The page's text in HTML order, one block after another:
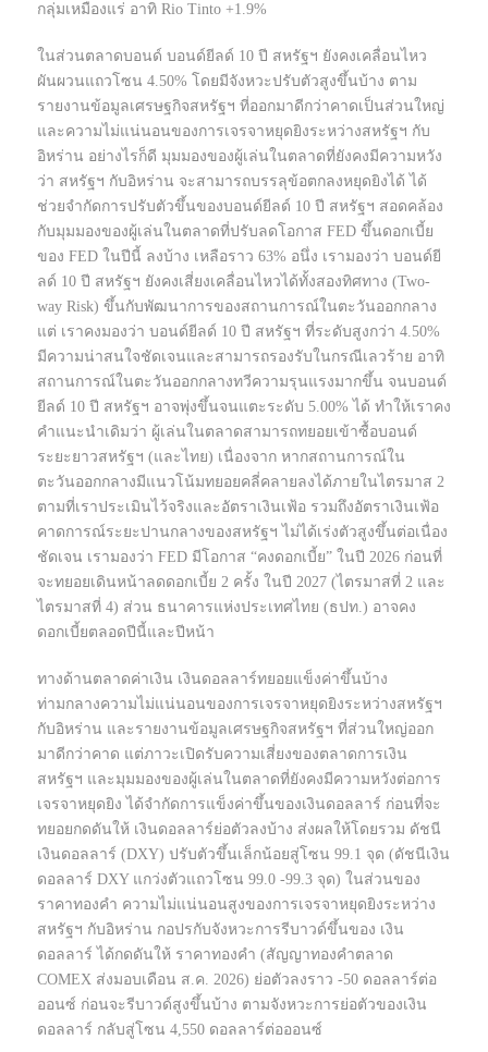
กลุ่มเหมืองแร่ อาทิ Rio Tinto +1.9%
ในส่วนตลาดบอนด์ บอนด์ยีลด์ 10 ปี สหรัฐฯ ยังคงเคลื่อนไหว
ผันผวนแถวโซน 4.50% โดยมีจังหวะปรับตัวสูงขึ้นบ้าง ตาม
รายงานข้อมูลเศรษฐกิจสหรัฐฯ ที่ออกมาดีกว่าคาดเป็นส่วนใหญ่
และความไม่แน่นอนของการเจรจาหยุดยิงระหว่างสหรัฐฯ กับ
อิหร่าน อย่างไรก็ดี มุมมองของผู้เล่นในตลาดที่ยังคงมีความหวัง
ว่า สหรัฐฯ กับอิหร่าน จะสามารถบรรลุข้อตกลงหยุดยิงได้ ได้
ช่วยจำกัดการปรับตัวขึ้นของบอนด์ยีลด์ 10 ปี สหรัฐฯ สอดคล้อง
กับมุมมองของผู้เล่นในตลาดที่ปรับลดโอกาส FED ขึ้นดอกเบี้ย
ของ FED ในปีนี้ ลงบ้าง เหลือราว 63% อนึ่ง เรามองว่า บอนด์ยี
ลด์ 10 ปี สหรัฐฯ ยังคงเสี่ยงเคลื่อนไหวได้ทั้งสองทิศทาง (Two-
way Risk) ขึ้นกับพัฒนาการของสถานการณ์ในตะวันออกกลาง
แต่ เราคงมองว่า บอนด์ยีลด์ 10 ปี สหรัฐฯ ที่ระดับสูงกว่า 4.50%
มีความน่าสนใจชัดเจนและสามารถรองรับในกรณีเลวร้าย อาทิ
สถานการณ์ในตะวันออกกลางทวีความรุนแรงมากขึ้น จนบอนด์
ยีลด์ 10 ปี สหรัฐฯ อาจพุ่งขึ้นจนแตะระดับ 5.00% ได้ ทำให้เราคง
คำแนะนำเดิมว่า ผู้เล่นในตลาดสามารถทยอยเข้าซื้อบอนด์
ระยะยาวสหรัฐฯ (และไทย) เนื่องจาก หากสถานการณ์ใน
ตะวันออกกลางมีแนวโน้มทยอยคลี่คลายลงได้ภายในไตรมาส 2
ตามที่เราประเมินไว้จริงและอัตราเงินเฟ้อ รวมถึงอัตราเงินเฟ้อ
คาดการณ์ระยะปานกลางของสหรัฐฯ ไม่ได้เร่งตัวสูงขึ้นต่อเนื่อง
ชัดเจน เรามองว่า FED มีโอกาส “คงดอกเบี้ย” ในปี 2026 ก่อนที่
จะทยอยเดินหน้าลดดอกเบี้ย 2 ครั้ง ในปี 2027 (ไตรมาสที่ 2 และ
ไตรมาสที่ 4) ส่วน ธนาคารแห่งประเทศไทย (ธปท.) อาจคง
ดอกเบี้ยตลอดปีนี้และปีหน้า
ทางด้านตลาดค่าเงิน เงินดอลลาร์ทยอยแข็งค่าขึ้นบ้าง
ท่ามกลางความไม่แน่นอนของการเจรจาหยุดยิงระหว่างสหรัฐฯ
กับอิหร่าน และรายงานข้อมูลเศรษฐกิจสหรัฐฯ ที่ส่วนใหญ่ออก
มาดีกว่าคาด แต่ภาวะเปิดรับความเสี่ยงของตลาดการเงิน
สหรัฐฯ และมุมมองของผู้เล่นในตลาดที่ยังคงมีความหวังต่อการ
เจรจาหยุดยิง ได้จำกัดการแข็งค่าขึ้นของเงินดอลลาร์ ก่อนที่จะ
ทยอยกดดันให้ เงินดอลลาร์ย่อตัวลงบ้าง ส่งผลให้โดยรวม ดัชนี
เงินดอลลาร์ (DXY) ปรับตัวขึ้นเล็กน้อยสู่โซน 99.1 จุด (ดัชนีเงิน
ดอลลาร์ DXY แกว่งตัวแถวโซน 99.0 -99.3 จุด) ในส่วนของ
ราคาทองคำ ความไม่แน่นอนสูงของการเจรจาหยุดยิงระหว่าง
สหรัฐฯ กับอิหร่าน กอปรกับจังหวะการรีบาวด์ขึ้นของ เงิน
ดอลลาร์ ได้กดดันให้ ราคาทองคำ (สัญญาทองคำตลาด
COMEX ส่งมอบเดือน ส.ค. 2026) ย่อตัวลงราว -50 ดอลลาร์ต่อ
ออนซ์ ก่อนจะรีบาวด์สูงขึ้นบ้าง ตามจังหวะการย่อตัวของเงิน
ดอลลาร์ กลับสู่โซน 4,550 ดอลลาร์ต่อออนซ์